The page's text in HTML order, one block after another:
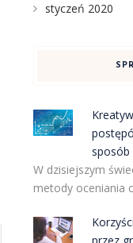
styczeń 2020
sposób
W dzisiejszym
metody oceniania